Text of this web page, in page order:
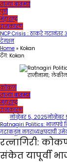
ताज्या बातम्या
पुणे
महाराष्ट्र
राजकारण
NCP Crisis : ठाकरे गटानंतर
टेन्शन
Home » Kokan
टॅग: Kokan
कोकण
ताज्या बातम्या
महाराष्ट्र
राजकारण
नोव्हेंबर 5, 2025नोव्हेंबर
Ratnagiri Politics: भाजपचे
गटाकडून नगराध्यक्षपदाची
रत्नागिरी:
संकेत यापूर्वी